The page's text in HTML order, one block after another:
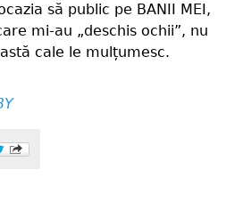
să public pe BANII MEI,
mi-au „deschis ochii”, nu
cale le mulțumesc.